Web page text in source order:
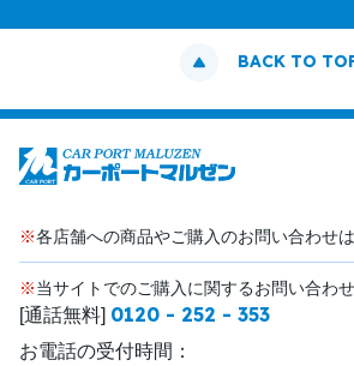
BACK TO
※各店舗への商品やご購入のお問い合わせは
※当サイトでのご購入に関するお問い合わせ
[通話無料] 0120 - 252 - 353
お電話の受付時間：